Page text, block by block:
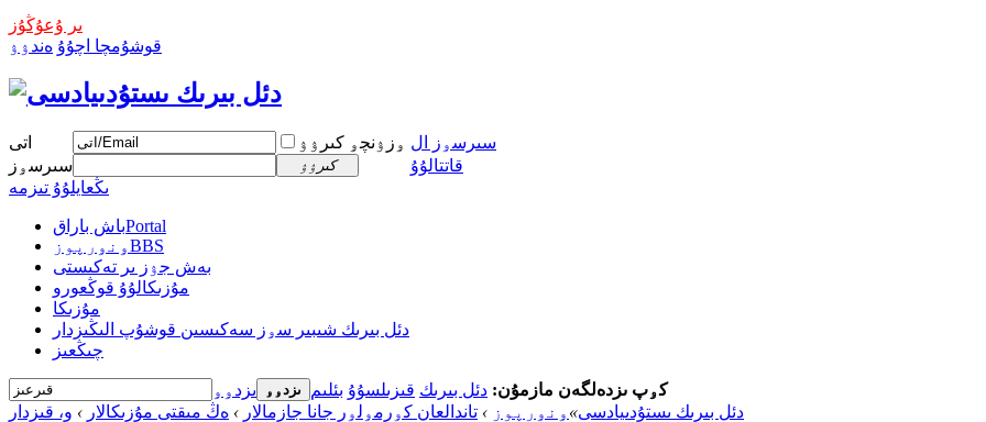
ىر ۇعۇڭۇز
قوشۇمچا اچۇۇ ەندۉۉ
اتى ۅزۉنچۅ كىرۉۉ سىرسۅز ال
سىرسۅز
كىرۉۉ
قاتتالۇۇ
ىڭعايلۇۇ تىزمە
باش باراقPortal
ۅنۅرپوزBBS
بەش جۉز ىر تەكىستى
مۇزىكالۇۇ قوڭعورو
مۇزىكا
دئل بىرىك شىبىر سۅز سەكىسىن قوشۇپ الىڭىزدار
چىڭعىز
ىزدۅۅ ىزدۅۅ كۅپ ىزدەلگەن مازمۇن: دئل بىرىك قىزىلسۇۇ بئلىم
دئل بىرىك ىستۇدىيادسى» ۅنۅرپوز › تاندالعان كۅرمۅلۅر جانا جازمالار › ەڭ مىقتى مۇزىكالار › و، قىزدار